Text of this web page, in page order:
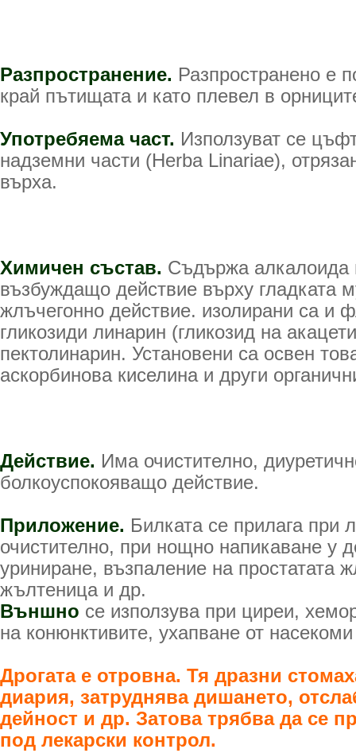
Разпространение. Разпространено е
край пътищата и като плевел в
Употребяема част. Използуват се
надземни части (Herba Linariae),
върха.
Химичен състав. Съдържа алкалоида
възбуждащо действие върху гладката
жлъчегонно действие. изолирани са и
гликозиди линарин (гликозид на
пектолинарин. Установени са освен
аскорбинова киселина и други
Действие. Има очистително,
болкоуспокояващо действие.
Приложение. Билката се прилага при
очистително, при нощно напикаване у
уриниране, възпаление на простатата
жълтеница и др.
Външно се използува при циреи,
на конюнктивите, ухапване от
Дрогата е отровна. Тя дразни
диария, затруднява дишането,
дейност и др. Затова трябва да се
под лекарски контрол.